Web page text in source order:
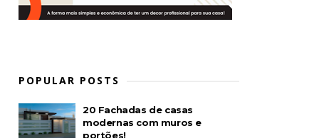
POPULAR POSTS
20 Fachadas de casas
modernas com muros e
portões!